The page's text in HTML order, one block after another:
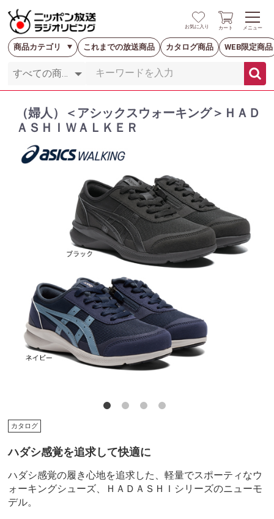
お気に入り カート メニュー
商品カテゴリ これまでの放送商品 カタログ商品 WEB限定商品
（婦人）＜アシックスウォーキング＞ＨＡＤ
ＡＳＨＩＷＡＬＫＥＲ
カタログ
ハダシ感覚を追求して快適に
ハダシ感覚の履き心地を追求した、軽量でスポーティなウ
ォーキングシューズ、ＨＡＤＡＳＨＩシリーズのニューモ
デル。